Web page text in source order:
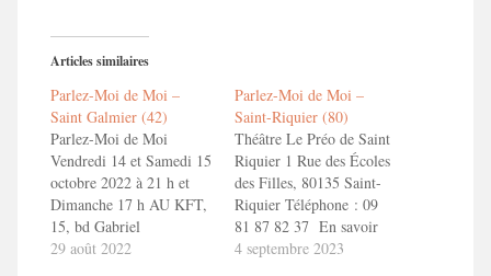
Articles similaires
Parlez-Moi de Moi –
Saint Galmier (42)
Parlez-Moi de Moi
Vendredi 14 et Samedi 15
octobre 2022 à 21 h et
Dimanche 17 h AU KFT,
15, bd Gabriel
Cousin, Saint Galmier
29 août 2022
Parlez-Moi de Moi –
Saint-Riquier (80)
Théâtre Le Préo de Saint
Riquier 1 Rue des Écoles
des Filles, 80135 Saint-
Riquier Téléphone : 09
81 87 82 37 En savoir
plus : Parlez-Moi de Moi
4 septembre 2023